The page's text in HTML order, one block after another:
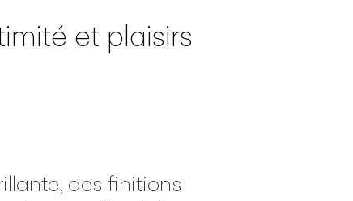
et plaisirs
des finitions